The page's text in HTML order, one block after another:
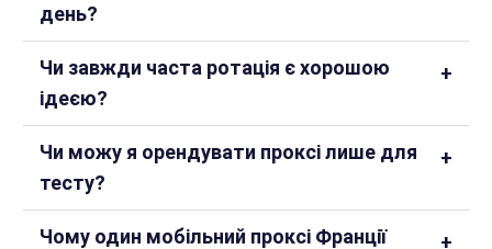
день?
Чи завжди часта ротація є хорошою
ідеєю?
Чи можу я орендувати проксі лише для
тесту?
Чому один мобільний проксі Франції